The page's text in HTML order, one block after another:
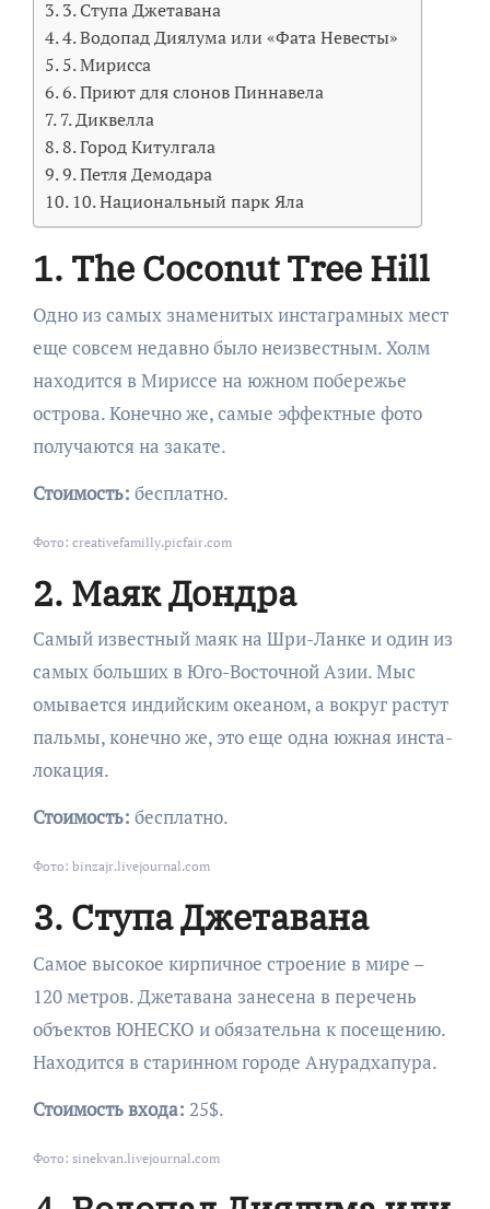
3. Ступа Джетавана
4. Водопад Диялума или «Фата Невесты»
5. Мирисса
6. Приют для слонов Пиннавела
7. Диквелла
8. Город Китулгала
9. Петля Демодара
10. Национальный парк Яла
1. The Coconut Tree Hill
Одно из самых знаменитых инстаграмных мест
еще совсем недавно было неизвестным. Холм
находится в Мириссе на южном побережье
острова. Конечно же, самые эффектные фото
получаются на закате.
Стоимость: бесплатно.
Фото: creativefamilly.picfair.com
2. Маяк Дондра
Самый известный маяк на Шри-Ланке и один из
самых больших в Юго-Восточной Азии. Мыс
омывается индийским океаном, а вокруг растут
пальмы, конечно же, это еще одна южная инста-
локация.
Стоимость: бесплатно.
Фото: binzajr.livejournal.com
3. Ступа Джетавана
Самое высокое кирпичное строение в мире –
120 метров. Джетавана занесена в перечень
объектов ЮНЕСКО и обязательна к посещению.
Находится в старинном городе Анурадхапура.
Стоимость входа: 25$.
Фото: sinekvan.livejournal.com